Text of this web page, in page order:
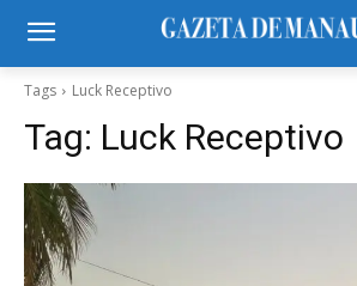
Tags Luck Receptivo
Tag: Luck Receptivo